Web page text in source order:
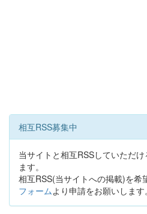
相互RSS募集中
当サイトと相互RSSしていただ
ます。
相互RSS(当サイトへの掲載)を希
フォームより申請をお願いします。